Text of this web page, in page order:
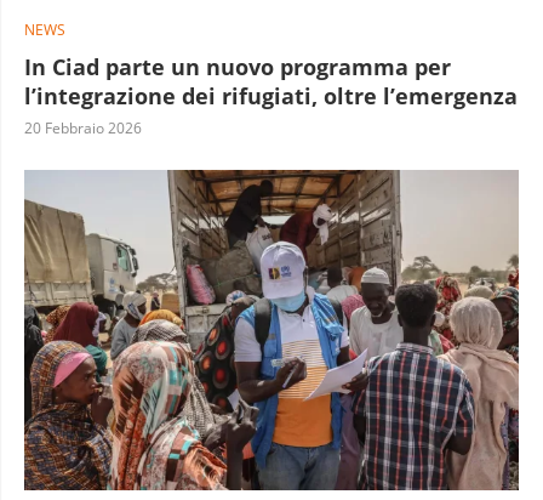
NEWS
In Ciad parte un nuovo programma per
l’integrazione dei rifugiati, oltre l’emergenza
20 Febbraio 2026